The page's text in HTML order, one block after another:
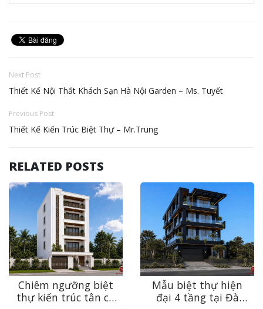
Next Post
Thiết Kế Nội Thất Khách Sạn Hà Nội Garden – Ms. Tuyết
Previous Post
Thiết Kế Kiến Trúc Biệt Thự – Mr.Trung
RELATED POSTS
Chiêm ngưỡng biệt
thự kiến trúc tân cổ
Mẫu biệt thự hiện
đại 4 tầng tại Đà